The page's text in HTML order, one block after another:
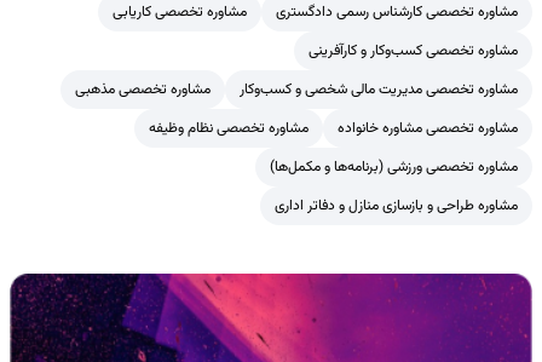
مشاوره تخصصی کارشناس رسمی دادگستری
مشاوره تخصصی کاریابی
مشاوره تخصصی کسب‌وکار و کارآفرینی
مشاوره تخصصی مدیریت مالی شخصی و کسب‌وکار
مشاوره تخصصی مذهبی
مشاوره تخصصی مشاوره خانواده
مشاوره تخصصی نظام وظیفه
مشاوره تخصصی ورزشی (برنامه‌ها و مکمل‌ها)
مشاوره طراحی و بازسازی منازل و دفاتر اداری